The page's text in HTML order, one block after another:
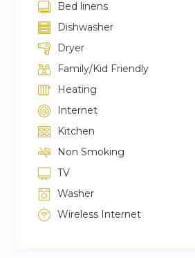
Bed linens
Dishwasher
Dryer
Family/Kid Friendly
Heating
Internet
Kitchen
Non Smoking
TV
Washer
Wireless Internet